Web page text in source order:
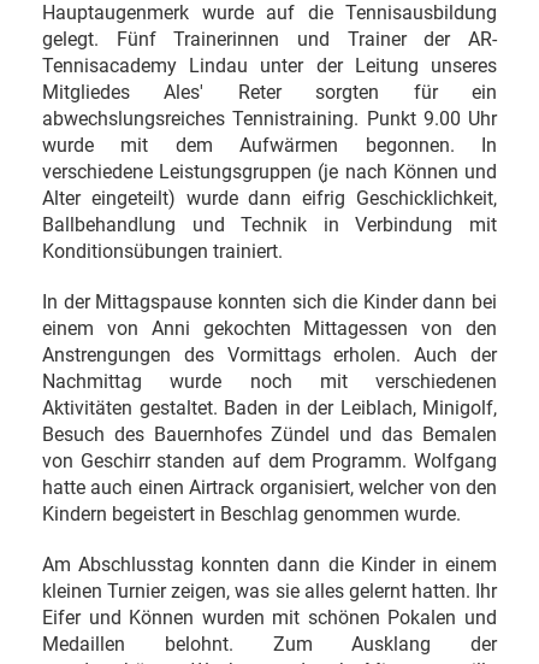
Hauptaugenmerk wurde auf die Tennisausbildung
gelegt. Fünf Trainerinnen und Trainer der AR-
Tennisacademy Lindau unter der Leitung unseres
Mitgliedes Ales' Reter sorgten für ein
abwechslungsreiches Tennistraining. Punkt 9.00 Uhr
wurde mit dem Aufwärmen begonnen. In
verschiedene Leistungsgruppen (je nach Können und
Alter eingeteilt) wurde dann eifrig Geschicklichkeit,
Ballbehandlung und Technik in Verbindung mit
Konditionsübungen trainiert.
In der Mittagspause konnten sich die Kinder dann bei
einem von Anni gekochten Mittagessen von den
Anstrengungen des Vormittags erholen. Auch der
Nachmittag wurde noch mit verschiedenen
Aktivitäten gestaltet. Baden in der Leiblach, Minigolf,
Besuch des Bauernhofes Zündel und das Bemalen
von Geschirr standen auf dem Programm. Wolfgang
hatte auch einen Airtrack organisiert, welcher von den
Kindern begeistert in Beschlag genommen wurde.
Am Abschlusstag konnten dann die Kinder in einem
kleinen Turnier zeigen, was sie alles gelernt hatten. Ihr
Eifer und Können wurden mit schönen Pokalen und
Medaillen belohnt. Zum Ausklang der